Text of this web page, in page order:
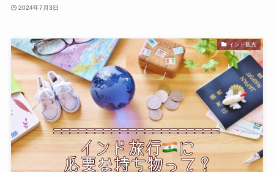
2024年7月3日
インド観光